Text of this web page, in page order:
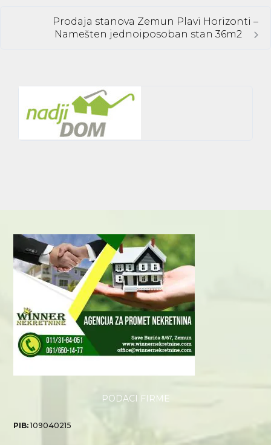
Prodaja stanova Zemun Plavi Horizonti –
Namešten jednoiposoban stan 36m2
PODACI FIRME
PIB:109040215